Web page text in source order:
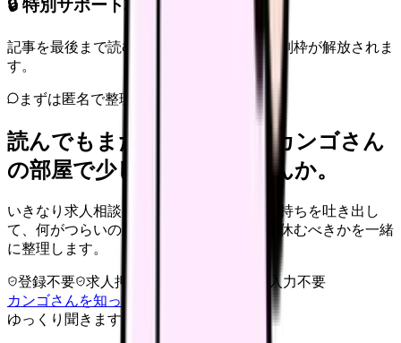
🔒 特別サポート枠（未開放）
記事を最後まで読むと、転職サポートの特別枠が解放されま
す。
まずは匿名で整理
読んでもまだ苦しいなら、カンゴさん
の部屋で少し話してみませんか。
いきなり求人相談には進みません。今の気持ちを吐き出し
て、何がつらいのか、辞めるべきか、少し休むべきかを一緒
に整理します。
登録不要 求人押し売りなし
病院名は入力不要
カンゴさんを知ってから相談する
ゆっくり聞きます